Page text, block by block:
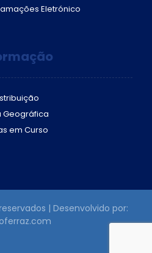
Eletrónico
Geográfica
em Curso
| Desenvolvido por: